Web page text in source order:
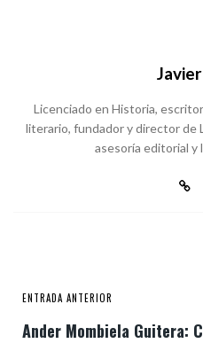
Licenciado en Historia,
literario, fundador y director de
asesoría editorial y
ENTRADA ANTERIOR
Ander Mombiela Guitera: